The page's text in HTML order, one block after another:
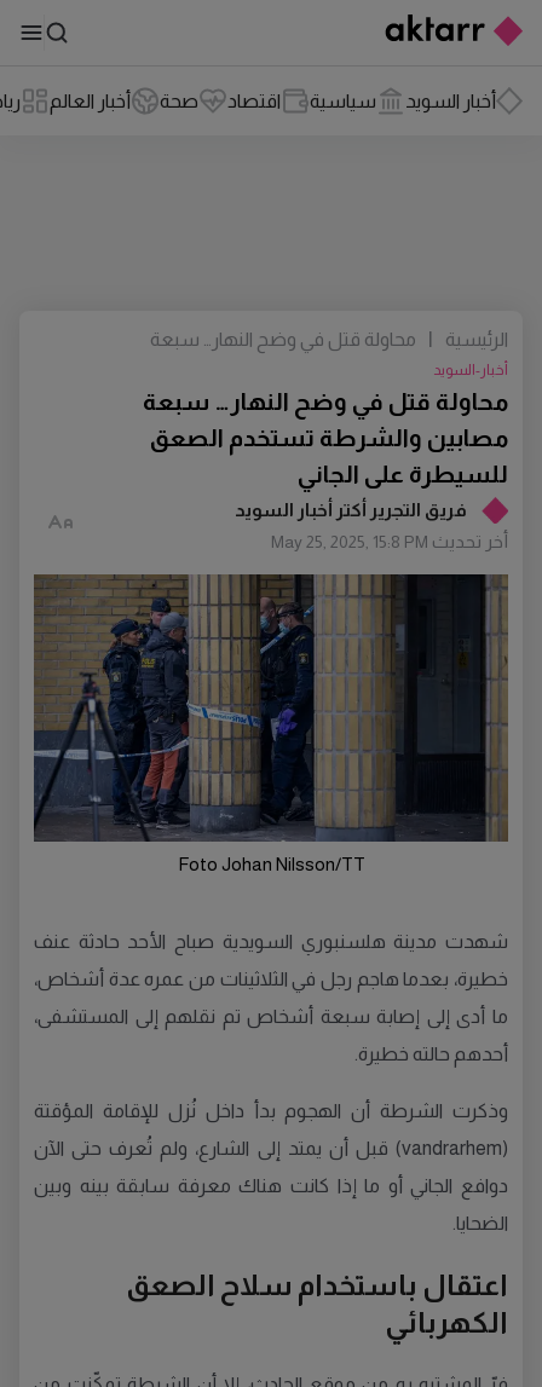
أخبار السويد سياسية اقتصاد صحة أخبار العالم
فريق التجرير أكتر أخبار السويد
أخر تحديث May 25, 2025, 15:8 PM
محاولة قتل في وضح النهار… سبعة
مصابين والشرطة تستخدم الصعق
للسيطرة على الجاني
أخبار-السويد
الرئيسية |
محاولة قتل في وضح النهار… سبعة
للسيطرة على الجاني
Foto Johan Nilsson/TT
شهدت مدينة هلسنبوري السويدية صباح الأحد حادثة عنف
خطيرة، بعدما هاجم رجل في الثلاثينات من عمره عدة أشخاص،
ما أدى إلى إصابة سبعة أشخاص تم نقلهم إلى المستشفى،
أحدهم حالته خطيرة.
وذكرت الشرطة أن الهجوم بدأ داخل نُزل للإقامة المؤقتة
(vandrarhem) قبل أن يمتد إلى الشارع، ولم تُعرف حتى الآن
دوافع الجاني أو ما إذا كانت هناك معرفة سابقة بينه وبين
الضحايا.
اعتقال باستخدام سلاح الصعق
الكهربائي